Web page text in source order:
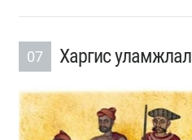
07 Харгис уламжлал